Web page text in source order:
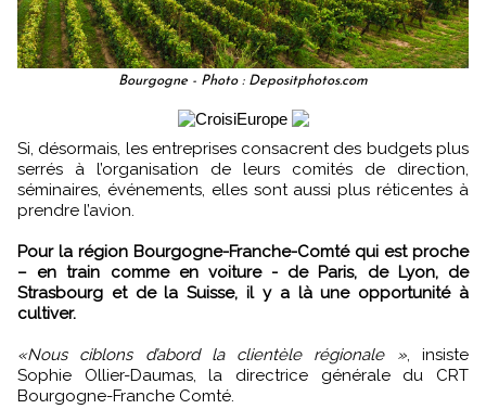
Bourgogne - Photo : Depositphotos.com
Si, désormais, les entreprises consacrent des budgets plus
serrés à l’organisation de leurs comités de direction,
séminaires, événements, elles sont aussi plus réticentes à
prendre l’avion.
Pour la région Bourgogne-Franche-Comté qui est proche
– en train comme en voiture - de Paris, de Lyon, de
Strasbourg et de la Suisse, il y a là une opportunité à
cultiver.
«Nous ciblons d’abord la clientèle régionale », insiste
Sophie Ollier-Daumas, la directrice générale du CRT
Bourgogne-Franche Comté.